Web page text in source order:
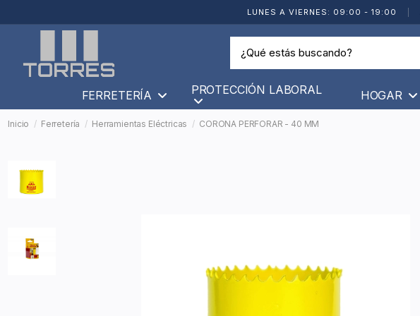
LUNES A VIERNES: 09:00 - 19:00
FERRETERÍA PROTECCIÓN LABORAL HOGAR
Inicio Ferretería Herramientas Eléctricas CORONA PERFORAR - 40 MM